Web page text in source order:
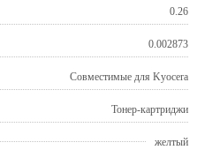
0.26
0.002873
Совместимые для Kyocera
Тонер-картриджи
желтый